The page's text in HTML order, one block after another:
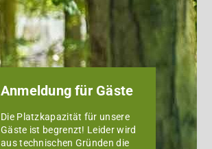
Anmeldung für Gäste
Die Platzkapazität für unsere
Gäste ist begrenzt! Leider wird
aus technischen Gründen die